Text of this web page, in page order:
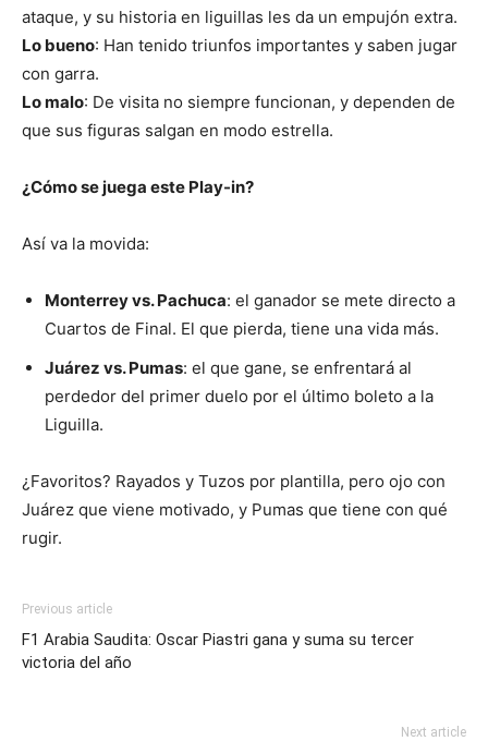
ataque, y su historia en liguillas les da un empujón extra.
Lo bueno: Han tenido triunfos importantes y saben jugar
con garra.
Lo malo: De visita no siempre funcionan, y dependen de
que sus figuras salgan en modo estrella.
¿Cómo se juega este Play-in?
Así va la movida:
Monterrey vs. Pachuca: el ganador se mete directo a
Cuartos de Final. El que pierda, tiene una vida más.
Juárez vs. Pumas: el que gane, se enfrentará al
perdedor del primer duelo por el último boleto a la
Liguilla.
¿Favoritos? Rayados y Tuzos por plantilla, pero ojo con
Juárez que viene motivado, y Pumas que tiene con qué
rugir.
Previous article
F1 Arabia Saudita: Oscar Piastri gana y suma su tercer
victoria del año
Next article